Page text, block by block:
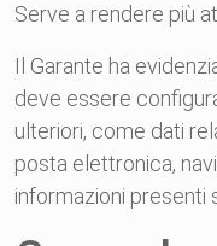
Serve a rendere più
Il Garante ha
deve essere
ulteriori, come dati
posta elettronica,
informazioni presenti